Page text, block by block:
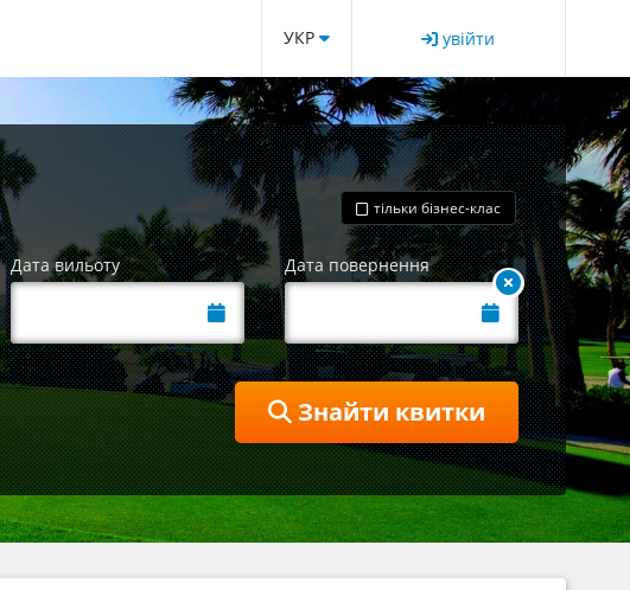
УКР увійти
тільки бізнес-клас
Дата вильоту Дата повернення
Знайти квитки